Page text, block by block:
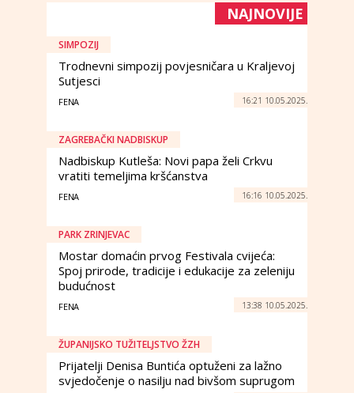
NAJNOVIJE
SIMPOZIJ
Trodnevni simpozij povjesničara u Kraljevoj
Sutjesci
FENA 16:21 10.05.2025.
ZAGREBAČKI NADBISKUP
Nadbiskup Kutleša: Novi papa želi Crkvu
vratiti temeljima kršćanstva
FENA 16:16 10.05.2025.
PARK ZRINJEVAC
Mostar domaćin prvog Festivala cvijeća:
Spoj prirode, tradicije i edukacije za zeleniju
budućnost
FENA 13:38 10.05.2025.
ŽUPANIJSKO TUŽITELJSTVO ŽZH
Prijatelji Denisa Buntića optuženi za lažno
svjedočenje o nasilju nad bivšom suprugom